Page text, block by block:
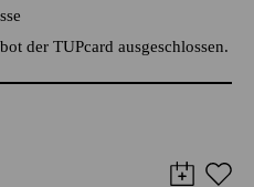
der TUPcard ausgeschlossen.